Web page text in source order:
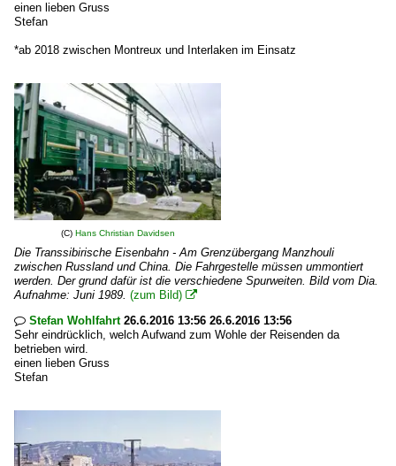
einen lieben Gruss
Stefan
*ab 2018 zwischen Montreux und Interlaken im Einsatz
(C) Hans Christian Davidsen
Die Transsibirische Eisenbahn - Am Grenzübergang Manzhouli
zwischen Russland und China. Die Fahrgestelle müssen ummontiert
werden. Der grund dafür ist die verschiedene Spurweiten. Bild vom Dia.
Aufnahme: Juni 1989. (zum Bild) 
 Stefan Wohlfahrt26.6.2016 13:56 26.6.2016 13:56
Sehr eindrücklich, welch Aufwand zum Wohle der Reisenden da
betrieben wird.
einen lieben Gruss
Stefan